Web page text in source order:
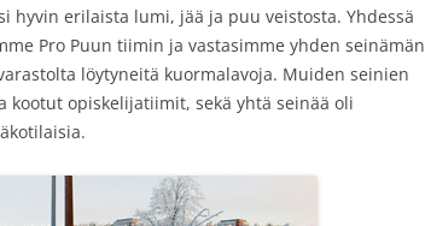
hyvin erilaista lumi, jää ja puu veistosta. Yhdessä
Pro Puun tiimin ja vastasimme yhden seinämän
löytyneitä kuormalavoja. Muiden seinien
kootut opiskelijatiimit, sekä yhtä seinää oli